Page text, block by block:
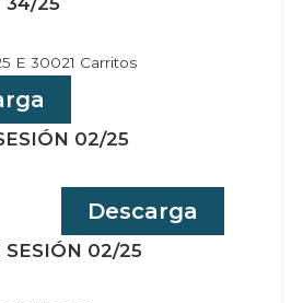
E 30021 Carritos
02/25
Descarga
02/25